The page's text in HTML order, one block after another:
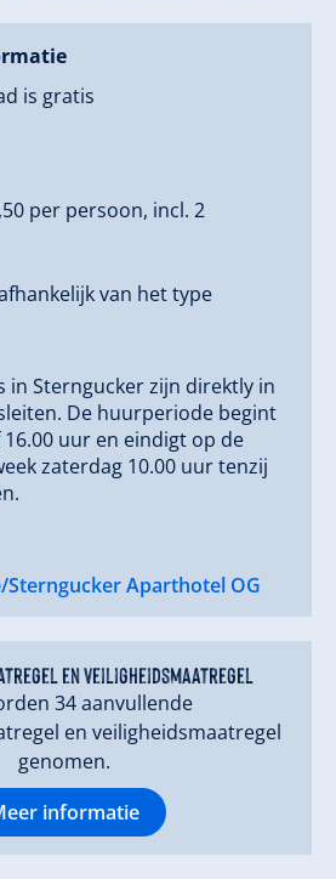
is gratis
per persoon, incl. 2
van het type
in Sterngucker zijn direktly in
De huurperiode begint
uur en eindigt op de
zaterdag 10.00 uur tenzij
Sterngucker Aparthotel OG
en veiligheidsmaatregel
34 aanvullende
en veiligheidsmaatregel
genomen.
informatie